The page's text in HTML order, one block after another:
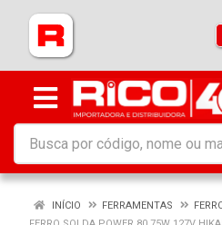
INÍCIO FERRAMENTAS